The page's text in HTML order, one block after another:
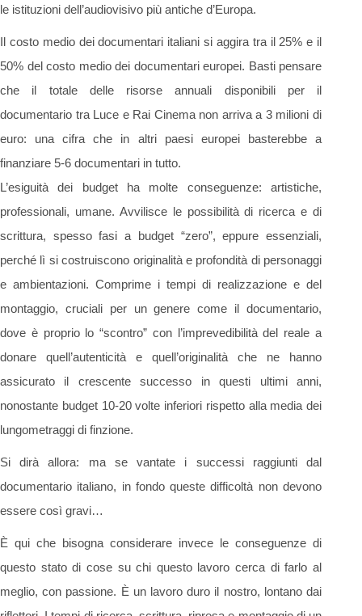
le istituzioni dell’audiovisivo più antiche d’Europa.
Il costo medio dei documentari italiani si aggira tra il 25% e il
50% del costo medio dei documentari europei. Basti pensare
che il totale delle risorse annuali disponibili per il
documentario tra Luce e Rai Cinema non arriva a 3 milioni di
euro: una cifra che in altri paesi europei basterebbe a
finanziare 5-6 documentari in tutto.
L’esiguità dei budget ha molte conseguenze: artistiche,
professionali, umane. Avvilisce le possibilità di ricerca e di
scrittura, spesso fasi a budget “zero”, eppure essenziali,
perché lì si costruiscono originalità e profondità di personaggi
e ambientazioni. Comprime i tempi di realizzazione e del
montaggio, cruciali per un genere come il documentario,
dove è proprio lo “scontro” con l’imprevedibilità del reale a
donare quell’autenticità e quell’originalità che ne hanno
assicurato il crescente successo in questi ultimi anni,
nonostante budget 10-20 volte inferiori rispetto alla media dei
lungometraggi di finzione.
Si dirà allora: ma se vantate i successi raggiunti dal
documentario italiano, in fondo queste difficoltà non devono
essere così gravi…
È qui che bisogna considerare invece le conseguenze di
questo stato di cose su chi questo lavoro cerca di farlo al
meglio, con passione. È un lavoro duro il nostro, lontano dai